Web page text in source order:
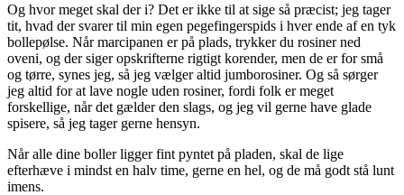
Og hvor meget skal der i? Det er ikke til at sige så præcist; jeg tager
tit, hvad der svarer til min egen pegefingerspids i hver ende af en tyk
bollepølse. Når marcipanen er på plads, trykker du rosiner ned
oveni, og der siger opskrifterne rigtigt korender, men de er for små
og tørre, synes jeg, så jeg vælger altid jumborosiner. Og så sørger
jeg altid for at lave nogle uden rosiner, fordi folk er meget
forskellige, når det gælder den slags, og jeg vil gerne have glade
spisere, så jeg tager gerne hensyn.
Når alle dine boller ligger fint pyntet på pladen, skal de lige
efterhæve i mindst en halv time, gerne en hel, og de må godt stå lunt
imens.